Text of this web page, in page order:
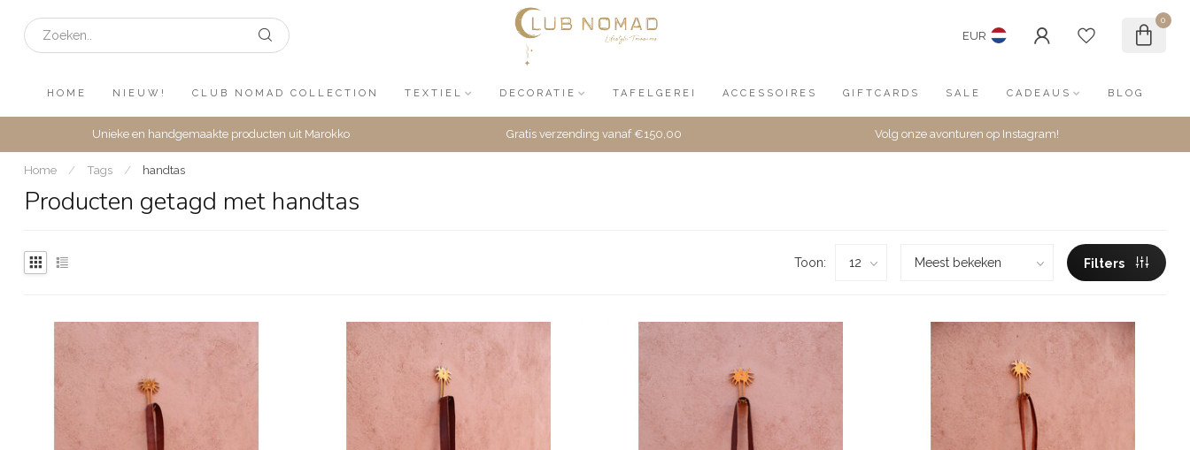
EUR
0
HOME NIEUW! CLUB NOMAD COLLECTION TEXTIEL DECORATIE TAFELGEREI ACCESSOIRES GIFTCARDS SALE CADEAUS BLOG
Unieke en handgemaakte producten uit Marokko Gratis verzending vanaf €150,00 Volg onze avonturen op Instagram!
Home / Tags / handtas
Producten getagd met handtas
Toon: Filters